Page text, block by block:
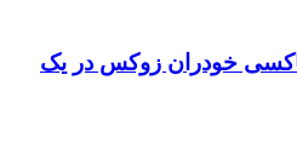
خودران زوکس در یک